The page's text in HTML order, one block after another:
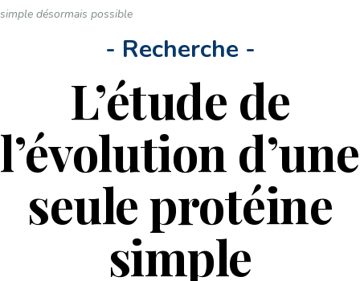
simple désormais possible
- Recherche -
L’étude de
l’évolution d’une
seule protéine
simple